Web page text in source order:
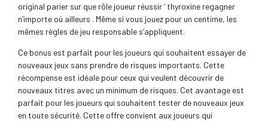
original parier sur que rôle joueur réussir ‘ thyroxine regagner
n’importe où ailleurs . Même si vous jouez pour un centime, les
mêmes règles de jeu responsable s’appliquent.
Ce bonus est parfait pour les joueurs qui souhaitent essayer de
nouveaux jeux sans prendre de risques importants. Cette
récompense est idéale pour ceux qui veulent découvrir de
nouveaux titres avec un minimum de risques. Cet avantage est
parfait pour les joueurs qui souhaitent tester de nouveaux jeux
en toute sécurité. Cette offre convient aux joueurs qui